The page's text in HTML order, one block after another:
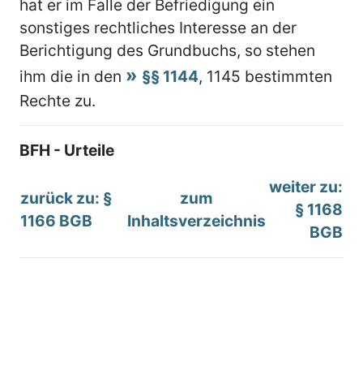
hat er im Falle der Befriedigung ein
sonstiges rechtliches Interesse an der
Berichtigung des Grundbuchs, so stehen
ihm die in den
§§ 1144, 1145 bestimmten
Rechte zu.
BFH - Urteile
zurück zu: §
1166 BGB
zum
Inhaltsverzeichnis
weiter zu:
§ 1168
BGB